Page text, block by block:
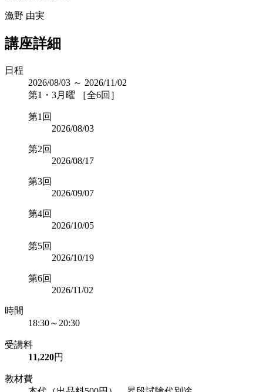
漁野 由実
講座詳細
日程
2026/08/03 ～ 2026/11/02
第1・3月曜 ［全6回］
第1回
2026/08/03
第2回
2026/08/17
第3回
2026/09/07
第4回
2026/10/05
第5回
2026/10/19
第6回
2026/11/02
時間
18:30～20:30
受講料
11,220円
教材費